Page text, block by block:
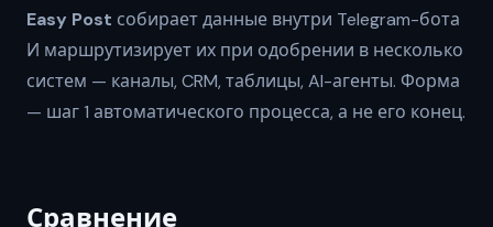
Easy Post собирает данные внутри Telegram-бота
И маршрутизирует их при одобрении в несколько
систем — каналы, CRM, таблицы, AI-агенты. Форма
— шаг 1 автоматического процесса, а не его конец.
Сравнение